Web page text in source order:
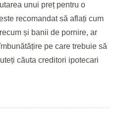
unui preț pentru o
recomandat să aflați cum
și banii de pornire, ar
pe care trebuie să
căuta creditori ipotecari